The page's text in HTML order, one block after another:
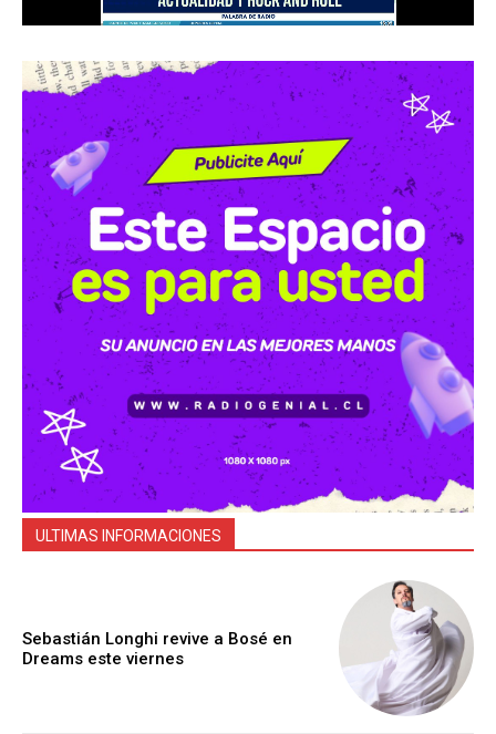
ULTIMAS INFORMACIONES
Sebastián Longhi revive a Bosé en
Dreams este viernes